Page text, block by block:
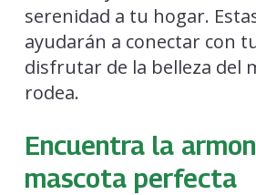
serenidad a tu hogar.
ayudarán a conectar con
disfrutar de la belleza del
rodea.
Encuentra la
mascota perfecta